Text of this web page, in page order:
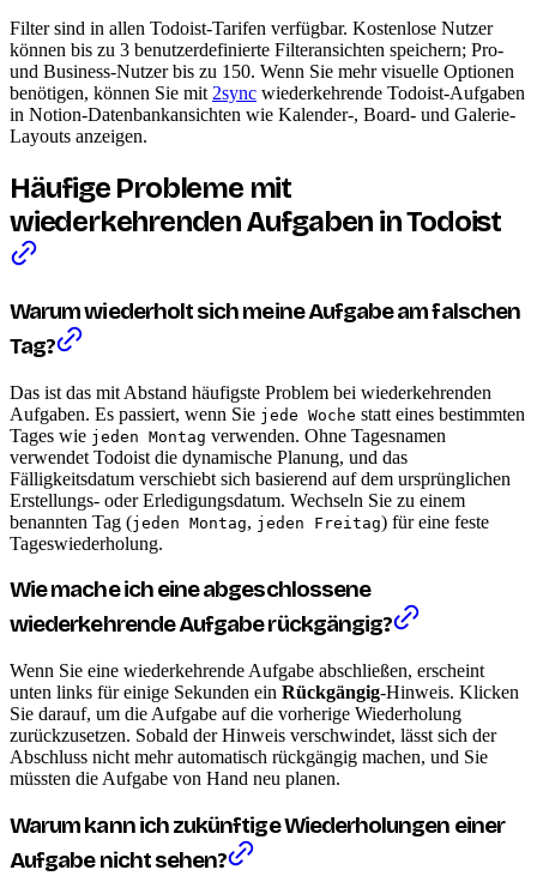
Filter sind in allen Todoist-Tarifen verfügbar. Kostenlose Nutzer
können bis zu 3 benutzerdefinierte Filteransichten speichern; Pro-
und Business-Nutzer bis zu 150. Wenn Sie mehr visuelle Optionen
benötigen, können Sie mit 2sync wiederkehrende Todoist-Aufgaben
in Notion-Datenbankansichten wie Kalender-, Board- und Galerie-
Layouts anzeigen.
Häufige Probleme mit
wiederkehrenden Aufgaben in Todoist
Warum wiederholt sich meine Aufgabe am falschen
Tag?
Das ist das mit Abstand häufigste Problem bei wiederkehrenden
Aufgaben. Es passiert, wenn Sie jede Woche statt eines bestimmten
Tages wie jeden Montag verwenden. Ohne Tagesnamen
verwendet Todoist die dynamische Planung, und das
Fälligkeitsdatum verschiebt sich basierend auf dem ursprünglichen
Erstellungs- oder Erledigungsdatum. Wechseln Sie zu einem
benannten Tag (jeden Montag, jeden Freitag) für eine feste
Tageswiederholung.
Wie mache ich eine abgeschlossene
wiederkehrende Aufgabe rückgängig?
Wenn Sie eine wiederkehrende Aufgabe abschließen, erscheint
unten links für einige Sekunden ein Rückgängig-Hinweis. Klicken
Sie darauf, um die Aufgabe auf die vorherige Wiederholung
zurückzusetzen. Sobald der Hinweis verschwindet, lässt sich der
Abschluss nicht mehr automatisch rückgängig machen, und Sie
müssten die Aufgabe von Hand neu planen.
Warum kann ich zukünftige Wiederholungen einer
Aufgabe nicht sehen?